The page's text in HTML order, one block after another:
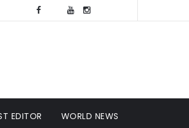
EDITOR WORLD NEWS